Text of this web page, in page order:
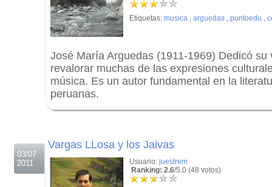
Etiquetas: musica , arguedas , puntoedu ,
José María Arguedas (1911-1969) Dedicó su
revalorar muchas de las expresiones
música. Es un autor fundamental en la
peruanas.
03/07
2011
Vargas LLosa y los Jaivas
Usuario: juestrem
Ranking: 2.6/5.0 (48 votos)